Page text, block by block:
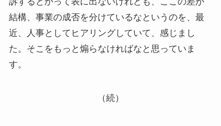
結構、事業の成否を分けているなというのを、最
近、人事としてヒアリングしていて、感じまし
た。そこをもっと煽らなければなと思っていま
す。
（続）